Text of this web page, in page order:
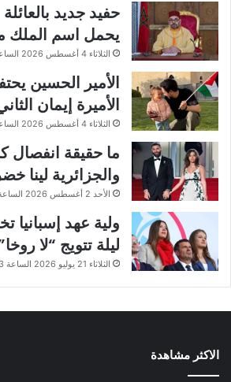
حفيد جديد
يحمل اسم الملك
الثلاثاء 4 أغسطس 2026 الساعة 2:52 ص
الأمير الحسين
الأميرة إيمان
الثلاثاء 4 أغسطس 2026 الساعة 2:36 ص
ما حقيقة انفصال
والجزائرية لينا
الأحد 2 أغسطس 2026 الساعة 9:35 م
ولية عهد إسبانيا
ليلة تتويج “لا روخا”
الثلاثاء 21 يوليو 2026 الساعة 5:53 ص
الاكثر مشاهدة